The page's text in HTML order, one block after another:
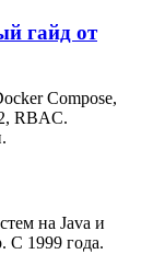
гайд от
Compose,
RBAC.
на Java и
С 1999 года.